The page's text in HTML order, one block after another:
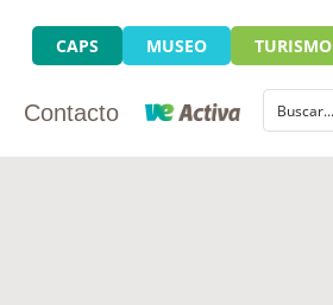
CAPS MUSEO TURISMO
Contacto